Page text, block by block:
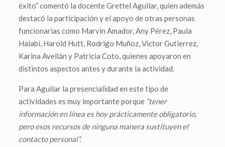
éxito” comentó la docente Grettel Aguilar, quien además
destacó la participación y el apoyo de otras personas
funcionarias como Marvin Amador, Any Pérez, Paula
Halabi, Harold Hutt, Rodrigo Muñoz, Victor Gutierrez,
Karina Avellán y Patricia Coto, quienes apoyaron en
distintos aspectos antes y durante la actividad.
Para Aguilar la presencialidad en este tipo de
actividades es muy importante porque “tener
información en línea es hoy prácticamente obligatorio,
pero esos recursos de ninguna manera sustituyen el
contacto personal”.